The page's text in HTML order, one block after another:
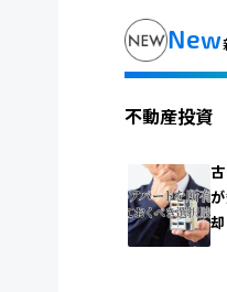
New
不動産投資